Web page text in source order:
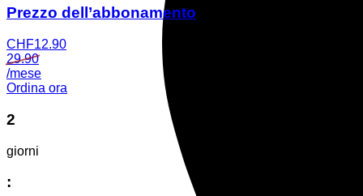
Prezzo dell’abbonamento
CHF12.90
29.90
/mese
Ordina ora
2
giorni
: